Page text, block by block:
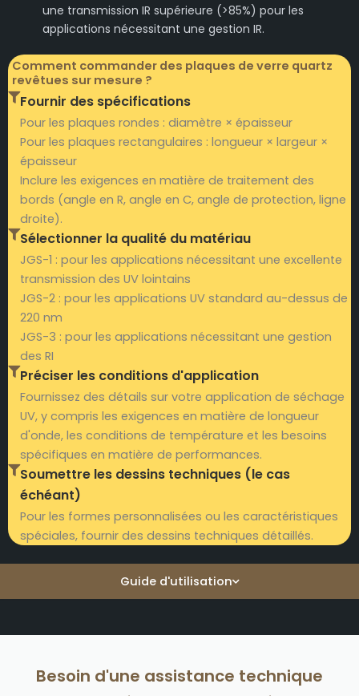
Guide d'utilisation
une transmission IR supérieure (>85%) pour les
applications nécessitant une gestion IR.
Comment commander des plaques de verre quartz
revêtues sur mesure ?
Fournir des spécifications
Pour les plaques rondes : diamètre × épaisseur
Pour les plaques rectangulaires : longueur × largeur ×
épaisseur
Inclure les exigences en matière de traitement des
bords (angle en R, angle en C, angle de protection, ligne
droite).
Sélectionner la qualité du matériau
JGS-1 : pour les applications nécessitant une excellente
transmission des UV lointains
JGS-2 : pour les applications UV standard au-dessus de
220 nm
JGS-3 : pour les applications nécessitant une gestion
des RI
Préciser les conditions d'application
Fournissez des détails sur votre application de séchage
UV, y compris les exigences en matière de longueur
d'onde, les conditions de température et les besoins
spécifiques en matière de performances.
Soumettre les dessins techniques (le cas
échéant)
Pour les formes personnalisées ou les caractéristiques
spéciales, fournir des dessins techniques détaillés.
Besoin d'une assistance technique